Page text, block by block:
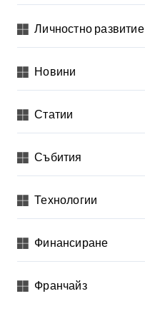
н
е
у
л
и
к
а
ц
Личностно развитие
Новини
Статии
Събития
Технологии
Финансиране
Франчайз